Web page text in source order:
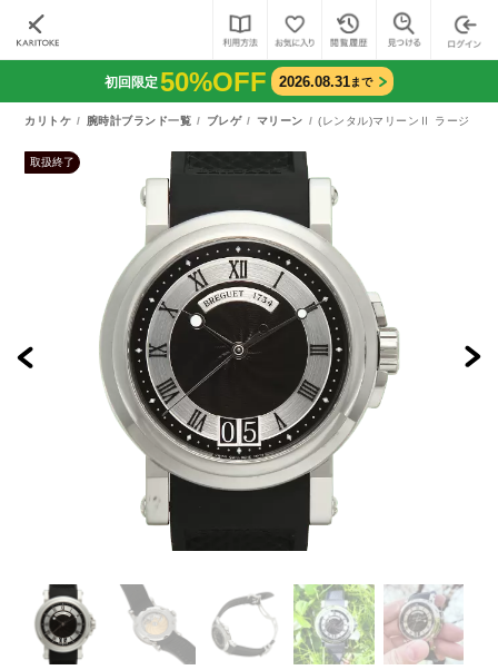
初回限定50%OFF 2026.08.31まで
カリトケ 腕時計ブランド一覧 ブレゲ マリーン (レンタル)マリーンⅡ ラージ デ
取扱終了